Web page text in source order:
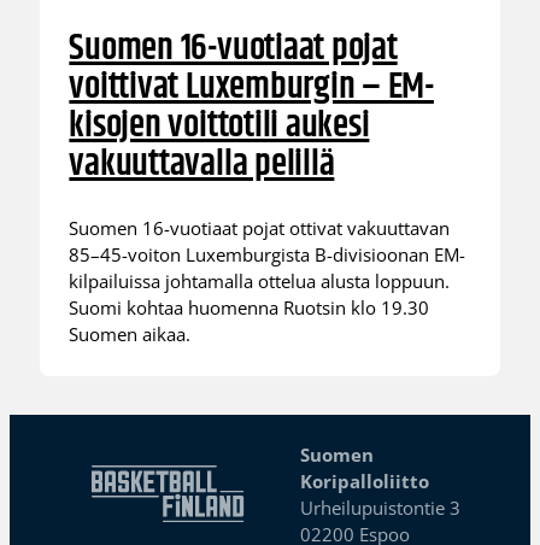
Suomen 16-vuotiaat pojat
voittivat Luxemburgin – EM-
kisojen voittotili aukesi
vakuuttavalla pelillä
Suomen 16-vuotiaat pojat ottivat vakuuttavan
85–45-voiton Luxemburgista B-divisioonan EM-
kilpailuissa johtamalla ottelua alusta loppuun.
Suomi kohtaa huomenna Ruotsin klo 19.30
Suomen aikaa.
Suomen
Koripalloliitto
Urheilupuistontie 3
02200 Espoo